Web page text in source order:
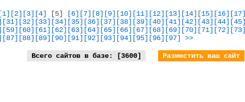
[1] [2] [3] [4] [5] [6] [7] [8] [9] [10] [11] [12] [13] [14] [15] [16] [17]
[31] [32] [33] [34] [35] [36] [37] [38] [39] [40] [41] [42] [43] [44] [45]
[59] [60] [61] [62] [63] [64] [65] [66] [67] [68] [69] [70] [71] [72] [73]
[87] [88] [89] [90] [91] [92] [93] [94] [95] [96] [97] >>
Всего сайтов в базе: [3600] Разместить ваш сайт